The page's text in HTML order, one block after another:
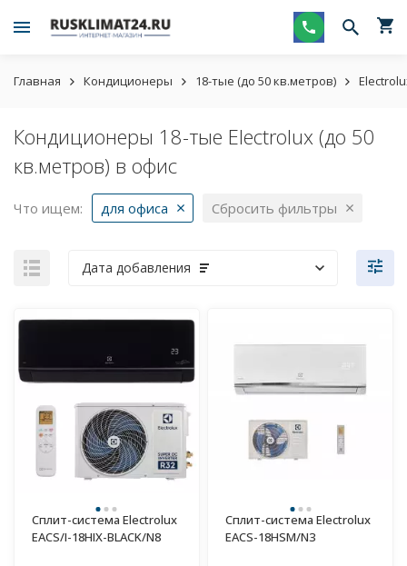
Главная Кондиционеры 18-тые (до 50 кв.метров)
Кондиционеры 18-тые Electrolux (до 50
кв.метров) в офис
Что ищем: для офиса Сбросить фильтры
Дата добавления
Сплит-система Electrolux
EACS/I-18HIX-BLACK/N8
Сплит-система Electrolux
EACS-18HSM/N3